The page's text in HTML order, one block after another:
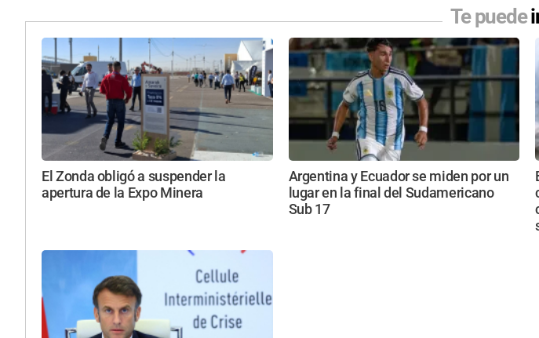
Te puede
El Zonda obligó a suspender la
apertura de la Expo Minera
Argentina y Ecuador se miden por un
lugar en la final del Sudamericano
Sub 17